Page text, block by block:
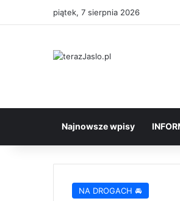
piątek, 7 sierpnia 2026
Najnowsze wpisy
NA DROGACH 🚘